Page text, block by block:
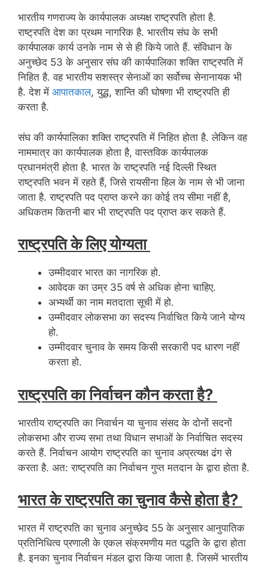
भारतीय गणराज्य के कार्यपालक अध्यक्ष राष्ट्रपति होता है.
राष्ट्रपति देश का प्रथम नागरिक है. भारतीय संघ के सभी
कार्यपालक कार्य उनके नाम से से ही किये जाते हैं. संविधान के
अनुच्छेद 53 के अनुसार संघ की कार्यपालिका शक्ति राष्ट्रपति में
निहित है. वह भारतीय सशस्त्र सेनाओं का सर्वोच्च सेनानायक भी
है. देश में आपातकाल, युद्ध, शान्ति की घोषणा भी राष्ट्रपति ही
करता है.
संघ की कार्यपालिका शक्ति राष्ट्रपति में निहित होता है. लेकिन वह
नाममात्र का कार्यपालक होता है, वास्तविक कार्यपालक
प्रधानमंत्री होता है. भारत के राष्ट्रपति नई दिल्ली स्थित
राष्ट्रपति भवन में रहते हैं, जिसे रायसीना हिल के नाम से भी जाना
जाता है. राष्ट्रपति पद प्राप्त करने का कोई तय सीमा नहीं है,
अधिकतम कितनी बार भी राष्ट्रपति पद प्राप्त कर सकते हैं.
राष्ट्रपति के लिए योग्यता
उम्मीदवार भारत का नागरिक हो.
आवेदक का उम्र 35 वर्ष से अधिक होना चाहिए.
अभ्यर्थी का नाम मतदाता सूची में हो.
उम्मीदवार लोकसभा का सदस्य निर्वाचित किये जाने योग्य
हो.
उम्मीदवार चुनाव के समय किसी सरकारी पद धारण नहीं
करता हो.
राष्ट्रपति का निर्वाचन कौन करता है?
भारतीय राष्ट्रपति का निवार्चन या चुनाव संसद के दोनों सदनों
लोकसभा और राज्य सभा तथा विधान सभाओं के निर्वाचित सदस्य
करते हैं. निर्वाचन आयोग राष्ट्रपति का चुनाव अप्रत्यक्ष ढंग से
करता है. अत: राष्ट्रपति का निर्वाचन गुप्त मतदान के द्वारा होता है.
भारत के राष्ट्रपति का चुनाव कैसे होता है?
भारत में राष्ट्रपति का चुनाव अनुच्छेद 55 के अनुसार आनुपातिक
प्रतिनिधित्व प्रणाली के एकल संक्रमणीय मत पद्धति के द्वारा होता
है. इनका चुनाव निर्वाचन मंडल द्वारा किया जाता है. जिसमें भारतीय